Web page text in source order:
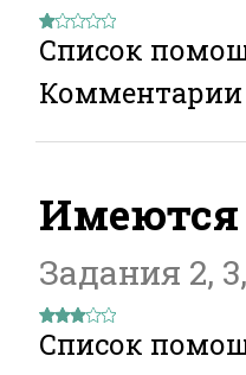
Список
Комментарии
Имеются
Задания 2,
Список